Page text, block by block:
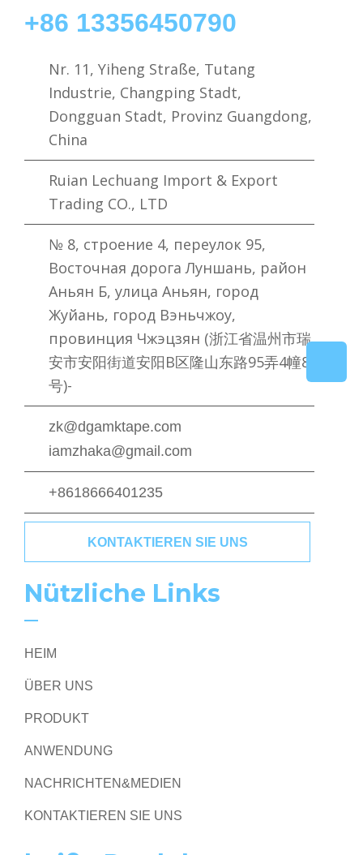
+86 13356450790
Nr. 11, Yiheng Straße, Tutang
Industrie, Changping Stadt,
Dongguan Stadt, Provinz Guangdong,
China
Ruian Lechuang Import & Export
Trading CO., LTD
№ 8, строение 4, переулок 95,
Восточная дорога Луншань, район
Аньян Б, улица Аньян, город
Жуйань, город Вэньчжоу,
провинция Чжэцзян (浙江省温州市瑞
安市安阳街道安阳B区隆山东路95弄4幢8
号)-
zk@dgamktape.com
iamzhaka@gmail.com
+8618666401235
KONTAKTIEREN SIE UNS
Nützliche Links
HEIM
ÜBER UNS
PRODUKT
ANWENDUNG
NACHRICHTEN&MEDIEN
KONTAKTIEREN SIE UNS